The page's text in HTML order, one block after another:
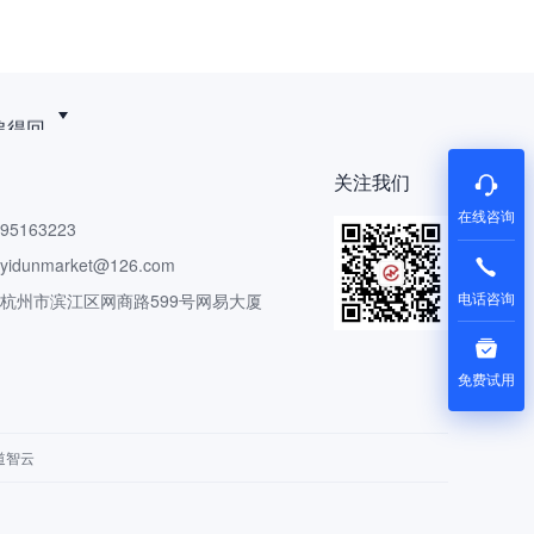
得回
州市滨江区网商路599号网易大厦
关注我们
智云
在线咨询
电话咨询
免费试用